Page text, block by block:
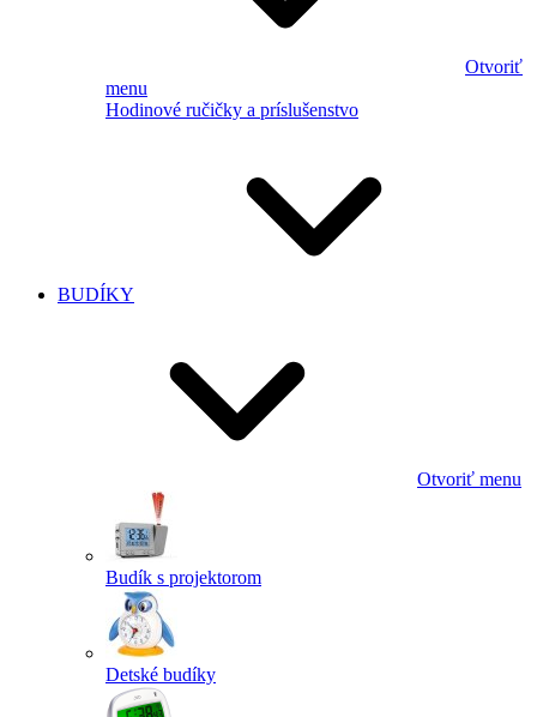
Otvoriť
menu
Hodinové ručičky a príslušenstvo
BUDÍKY
Otvoriť menu
Budík s projektorom
Detské budíky